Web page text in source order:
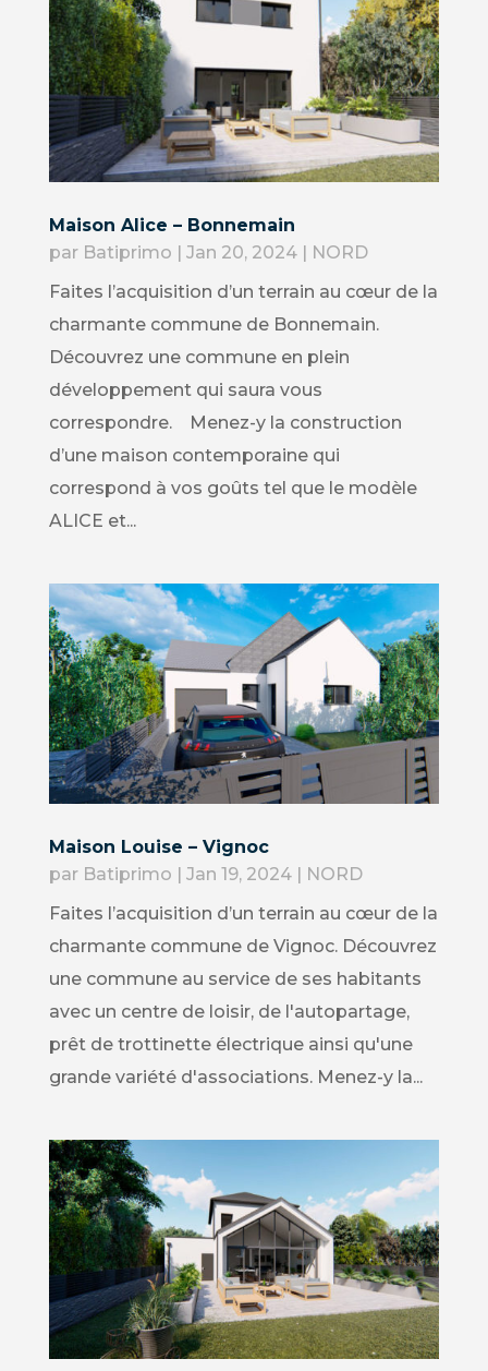
Maison Alice – Bonnemain
par Batiprimo Jan 20, 2024|
NORD
Faites l’acquisition d’un terrain au cœur de la
charmante commune de Bonnemain.
Découvrez une commune en plein
développement qui saura vous
correspondre. Menez-y la construction
d’une maison contemporaine qui
correspond à vos goûts tel que le modèle
ALICE et...
Maison Louise – Vignoc
par Batiprimo | Jan 19, 2024| NORD
Faites l’acquisition d’un terrain au cœur de la
charmante commune de Vignoc. Découvrez
une commune au service de ses habitants
avec un centre de loisir, de l'autopartage,
prêt de trottinette électrique ainsi qu'une
grande variété d'associations. Menez-y la...